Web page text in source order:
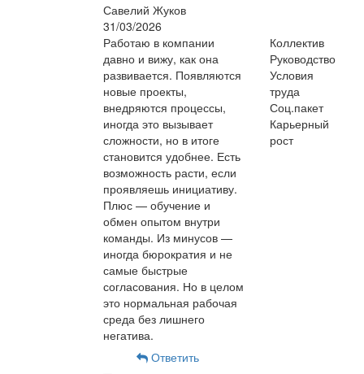
Савелий Жуков
31/03/2026
Работаю в компании
давно и вижу, как она
развивается. Появляются
новые проекты,
внедряются процессы,
иногда это вызывает
сложности, но в итоге
становится удобнее. Есть
возможность расти, если
проявляешь инициативу.
Плюс — обучение и
обмен опытом внутри
команды. Из минусов —
иногда бюрократия и не
самые быстрые
согласования. Но в целом
это нормальная рабочая
среда без лишнего
негатива.
Коллектив
Руководство
Условия
труда
Соц.пакет
Карьерный
рост
Ответить